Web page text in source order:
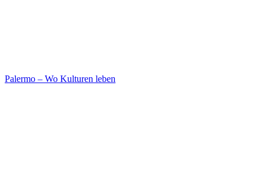
Palermo – Wo Kulturen leben